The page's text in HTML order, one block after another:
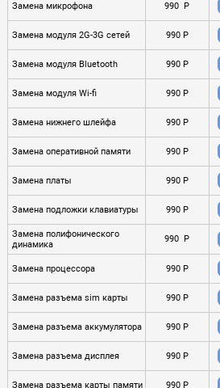
Замена микрофона 990 P
Замена модуля 2G-3G сетей 990 P
Замена модуля Bluetooth 990 P
Замена модуля Wi-fi 990 P
Замена нижнего шлейфа 990 P
Замена оперативной памяти 990 P
Замена платы 990 P
Замена подложки клавиатуры 990 P
Замена полифонического
динамика
990 P
Замена процессора 990 P
Замена разъема sim карты 990 P
Замена разъема аккумулятора 990 P
Замена разъема дисплея 990 P
Замена разъема карты памяти 990 P